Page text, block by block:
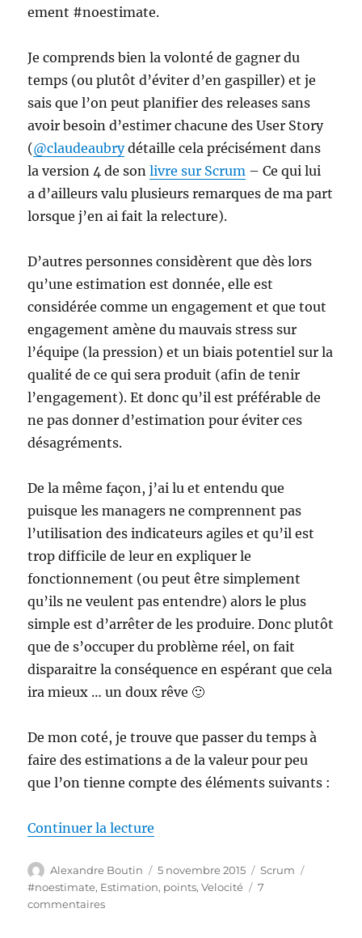
ement #noestimate.
Je comprends bien la volonté de gagner du
temps (ou plutôt d’éviter d’en gaspiller) et je
sais que l’on peut planifier des releases sans
avoir besoin d’estimer chacune des User Story
(@claudeaubrydétaille cela précisément dans
la version 4 de sonlivre sur Scrum – Ce qui lui
a d’ailleurs valu plusieurs remarques de ma part
lorsque j’en ai fait la relecture).
D’autres personnes considèrent que dès lors
qu’une estimation est donnée, elle est
considérée comme un engagement et que tout
engagement amène du mauvais stress sur
l’équipe (la pression) et un biais potentiel sur la
qualité de ce qui sera produit (afin de tenir
l’engagement). Et donc qu’il est préférable de
ne pas donner d’estimation pour éviter ces
désagréments.
De la même façon, j’ai lu et entendu que
puisque les managers ne comprennent pas
l’utilisation des indicateurs agiles et qu’il est
trop difficile de leur en expliquer le
fonctionnement (ou peut être simplement
qu’ils ne veulent pas entendre) alors le plus
simple est d’arrêter de les produire. Donc plutôt
que de s’occuper du problème réel, on fait
disparaitre la conséquence en espérant que cela
ira mieux … un doux rêve 🙂
De mon coté, je trouve que passer du temps à
faire des estimations a de la valeur pour peu
que l’on tienne compte des éléments suivants :
Continuer la lecture
Auteur
Alexandre Boutin
Publié
le
5 novembre 2015 Catégories
Scrum
#noestimate, Estimation, points,Velocité
7
commentairessur